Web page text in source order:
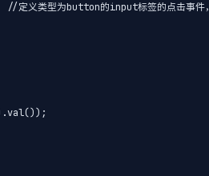
义类型为button的input标签的点击事件